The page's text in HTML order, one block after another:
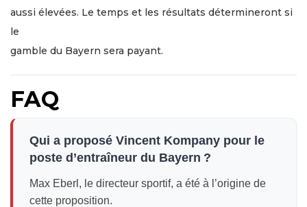
aussi élevées. Le temps et les résultats détermineront si
le
gamble du Bayern sera payant.
FAQ
Qui a proposé Vincent Kompany pour le
poste d’entraîneur du Bayern ?
Max Eberl, le directeur sportif, a été à l’origine de
cette proposition.